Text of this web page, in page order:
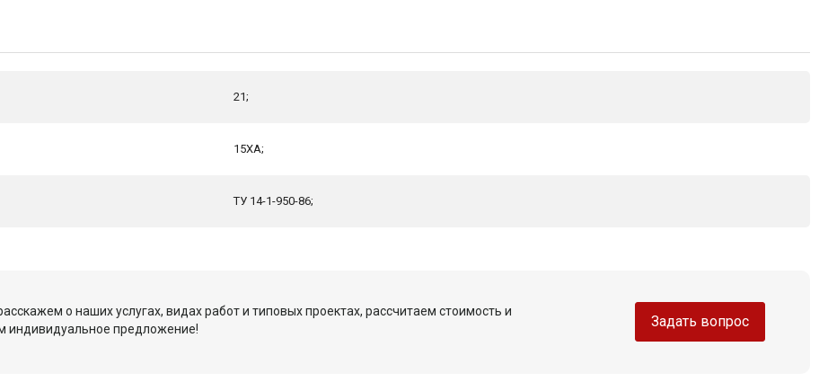
21;
15ХА;
ТУ 14-1-950-86;
о наших услугах, видах работ и типовых проектах, рассчитаем стоимость и
индивидуальное предложение!
Задать вопрос